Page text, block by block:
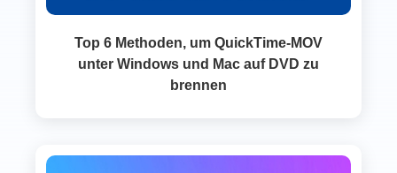
Top 6 Methoden, um QuickTime-MOV
unter Windows und Mac auf DVD zu
brennen